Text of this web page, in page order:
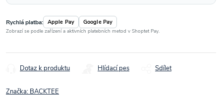
Rychlá platba: Apple Pay Google Pay
Zobrazí se podle zařízení a aktivních platebních metod v Shoptet Pay.
Dotaz k produktu Hlídací pes Sdílet
Značka: BACKTEE